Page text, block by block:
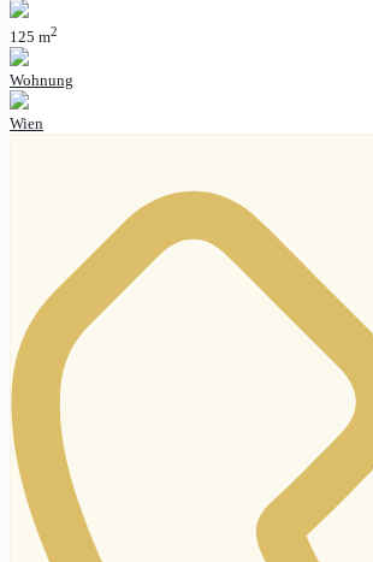
125 m2
Wohnung
Wien